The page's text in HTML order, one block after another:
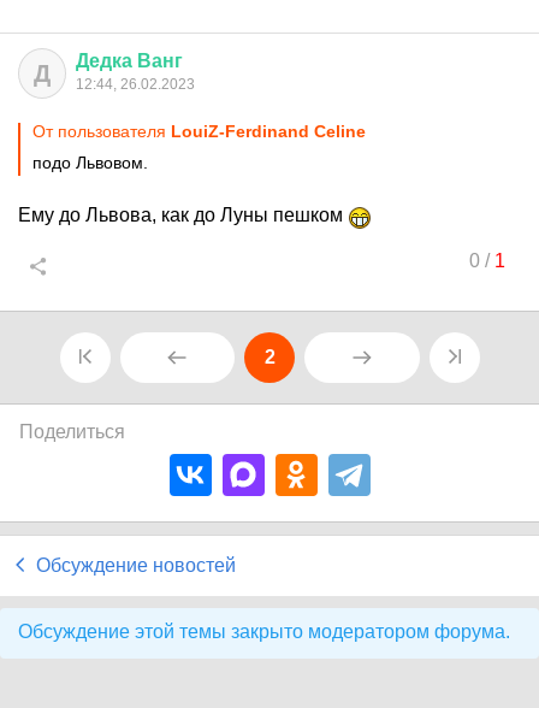
Д Дедка Ванг
12:44, 26.02.2023
От пользователя LouiZ-Ferdinand Celine
подо Львовом.
Ему до Львова, как до Луны пешком
0/ 1
2
Поделиться
Обсуждение новостей
Обсуждение этой темы закрыто модератором форума.